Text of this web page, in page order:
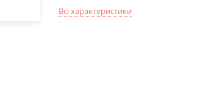
Всі характеристики